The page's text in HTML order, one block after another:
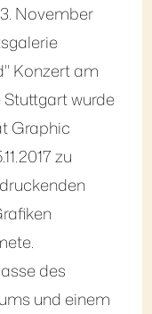
November
Konzert am
Stuttgart wurde
Graphic
zu
des
und einem